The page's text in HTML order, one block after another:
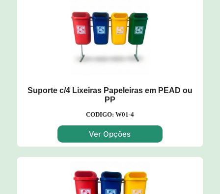
Suporte c/4 Lixeiras Papeleiras em PEAD ou
PP
CODIGO: W01-4
Ver Opções